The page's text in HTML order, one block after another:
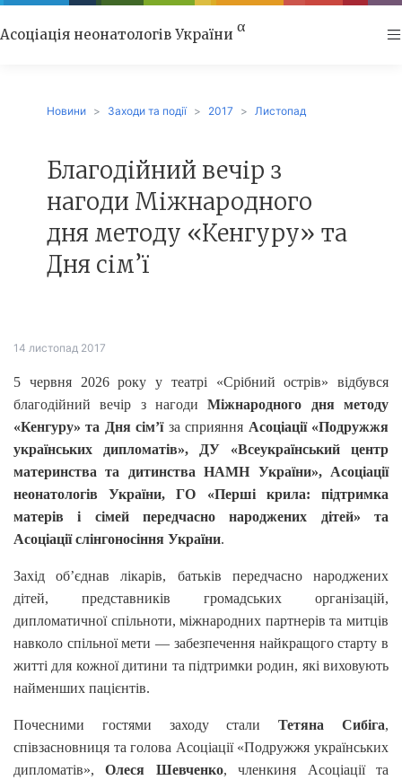
Асоціація неонатологів України α
Новини Заходи та події 2017 Листопад
Благодійний вечір з
нагоди Міжнародного
дня методу «Кенгуру» та
Дня сім’ї
14 листопад 2017
5 червня 2026 року у театрі «Срібний острів» відбувся
благодійний вечір з нагодиМіжнародного дня методу
«Кенгуру» та Дня сім’їза сприяння Асоціації «Подружжя
українських дипломатів», ДУ «Всеукраїнський центр
материнства та дитинства НАМН України», Асоціації
неонатологів України, ГО «Перші крила: підтримка
матерів і сімей передчасно народжених дітей» та
Асоціації слінгоносіння України.
Захід об’єднав лікарів, батьків передчасно народжених
дітей, представників громадських організацій,
дипломатичної спільноти, міжнародних партнерів та митців
навколо спільної мети — забезпечення найкращого старту в
житті для кожної дитини та підтримки родин, які виховують
найменших пацієнтів.
Почесними гостями заходу сталиТетяна Сибіга,
співзасновниця та голова Асоціації «Подружжя українських
дипломатів»,Олеся Шевченко, членкиня Асоціації та